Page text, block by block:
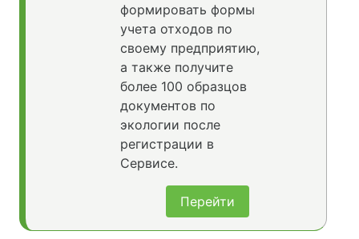
формировать формы
учета отходов по
своему предприятию,
а также получите
более 100 образцов
документов по
экологии после
регистрации в
Сервисе.
Перейти